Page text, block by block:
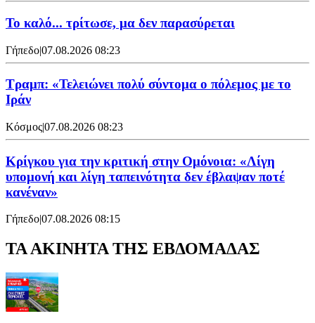
Το καλό... τρίτωσε, μα δεν παρασύρεται
Γήπεδο|07.08.2026 08:23
Τραμπ: «Τελειώνει πολύ σύντομα ο πόλεμος με το
Ιράν
Κόσμος|07.08.2026 08:23
Κρίγκου για την κριτική στην Ομόνοια: «Λίγη
υπομονή και λίγη ταπεινότητα δεν έβλαψαν ποτέ
κανέναν»
Γήπεδο|07.08.2026 08:15
ΤΑ ΑΚΙΝΗΤΑ ΤΗΣ ΕΒΔΟΜΑΔΑΣ